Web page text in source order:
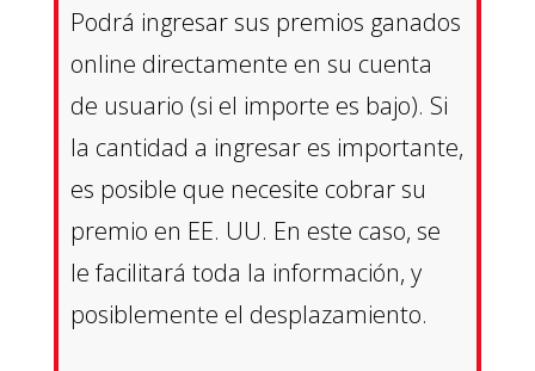
Podrá ingresar sus premios ganados
online directamente en su cuenta
de usuario (si el importe es bajo). Si
la cantidad a ingresar es importante,
es posible que necesite cobrar su
premio en EE. UU. En este caso, se
le facilitará toda la información, y
posiblemente el desplazamiento.